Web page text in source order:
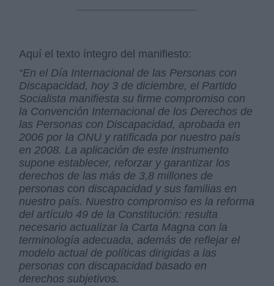
Aquí el texto íntegro del manifiesto:
“En el Día Internacional de las Personas con
Discapacidad, hoy 3 de diciembre, el Partido
Socialista manifiesta su firme compromiso con
la Convención Internacional de los Derechos de
las Personas con Discapacidad, aprobada en
2006 por la ONU y ratificada por nuestro país
en 2008. La aplicación de este instrumento
supone establecer, reforzar y garantizar los
derechos de las más de 3,8 millones de
personas con discapacidad y sus familias en
nuestro país. Nuestro compromiso es la reforma
del artículo 49 de la Constitución: resulta
necesario actualizar la Carta Magna con la
terminología adecuada, además de reflejar el
modelo actual de políticas dirigidas a las
personas con discapacidad basado en
derechos subjetivos.